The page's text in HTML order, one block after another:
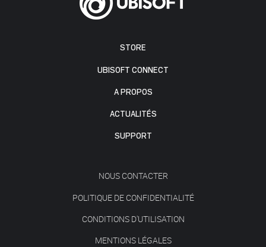
STORE
UBISOFT CONNECT
A PROPOS
ACTUALITÉS
SUPPORT
NOUS CONTACTER
POLITIQUE DE CONFIDENTIALITÉ
CONDITIONS D'UTILISATION
MENTIONS LÉGALES